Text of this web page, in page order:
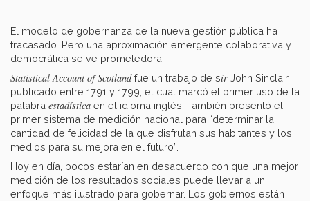
El modelo de gobernanza de la nueva gestión pública ha
fracasado. Pero una aproximación emergente colaborativa y
democrática se ve prometedora.
Statistical Account of Scotlandfue un trabajo de sir John Sinclair
publicado entre 1791 y 1799, el cual marcó el primer uso de la
palabra estadística en el idioma inglés. También presentó el
primer sistema de medición nacional para “determinar la
cantidad de felicidad de la que disfrutan sus habitantes y los
medios para su mejora en el futuro”.
Hoy en día, pocos estarían en desacuerdo con que una mejor
medición de los resultados sociales puede llevar a un
enfoque más ilustrado para gobernar. Los gobiernos están